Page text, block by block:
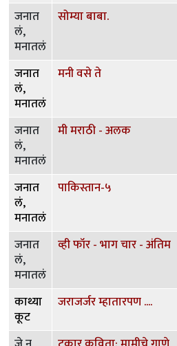
जनात
लं,
मनातलं
सोम्या बाबा.
जनात
लं,
मनातलं
मनी वसे ते
जनात
लं,
मनातलं
मी मराठी - अलक
जनात
लं,
मनातलं
पाकिस्तान-५
जनात
लं,
मनातलं
व्ही फॉर - भाग चार - अंतिम
काथ्या
कूट
जराजर्जर म्हातारपण ....